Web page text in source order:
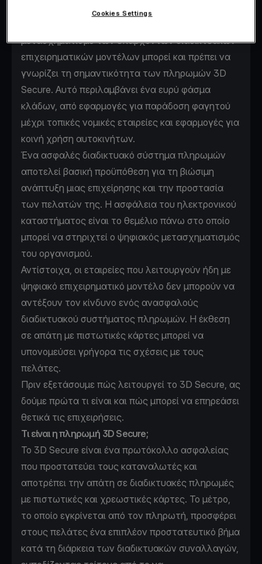
προσφέρει διαδικτυακά προϊόντα και υπηρεσίες
μετασχηματισμό των υπαρχόντων διαδικτυακών
επιχειρηματικών μοντέλων μπορεί και πρέπει να
γνωρίζει τη σημαντικότητα των πληρωμών 3D
Secure. Αυτό περιλαμβάνει ένα ευρύ φάσμα
κλάδων, από εφαρμογές για παράδοση φαγητού
μέχρι τοπικές νομικές εταιρείες και εφαρμογές για
κοινή χρήση αυτοκινήτων.
Ένα ασφαλές διαδικτυακό σύστημα πληρωμών
αποτελεί βασική προϋπόθεση για τη βιώσιμη
ανάπτυξη μιας επιχείρησης και την προστασία
των πελατών της. Η ασφάλεια του ηλεκτρονικού
καταστήματος είναι το θεμέλιο πάνω στο οποίο
μπορεί να στηριχτεί ο ψηφιακός μετασχηματισμός
του οργανισμού.
Αντίστοιχα, οι εταιρείες που λειτουργούν ήδη με
ψηφιακό επιχειρηματικό μοντέλο δεν μπορούν να
αντέξουν τον κίνδυνο ενός ανασφαλούς
διαδικτυακού συστήματος πληρωμών. Η έκθεση
σε απάτη με πιστωτικές κάρτες μπορεί να
υπονομεύσει γρήγορα τις σχέσεις με τους
πελάτες.
Πριν εξετάσουμε πώς λειτουργεί το 3D Secure, ας
δούμε πρώτα τι είναι και πώς μπορεί να επηρεάσει
θετικά τις επιχειρήσεις.
Τι είναι η πληρωμή 3D Secure;
Το 3D Secure είναι ένα πρωτόκολλο ασφαλείας
που προστατεύει τους καταναλωτές και
αποτρέπει την απάτη σε διαδικτυακές πληρωμές
με πιστωτικές και χρεωστικές κάρτες. Το μέτρο,
το οποίο εγκρίνεται από τον πληρωτή, προσφέρει
στους πελάτες ένα επιπλέον προστατευτικό βήμα
κατά τη διάρκεια των διαδικτυακών συναλλαγών,
Cookies Settings